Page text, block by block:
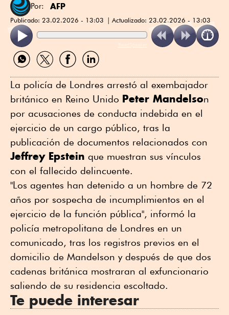
Por: AFP
Publicado: 23.02.2026 - 13:03 Actualizado: 23.02.2026 - 13:03
ReadSpeaker
Compartir
por
Compartir
por
Compartir
por
Compartir
por
La policía de Londres arrestó al exembajador
británico en Reino Unido Peter Mandelson
por acusaciones de conducta indebida en el
ejercicio de un cargo público, tras la
publicación de documentos relacionados con
Jeffrey Epstein que muestran sus vínculos
con el fallecido delincuente.
"Los agentes han detenido a un hombre de 72
años por sospecha de incumplimientos en el
ejercicio de la función pública", informó la
policía metropolitana de Londres en un
comunicado, tras los registros previos en el
domicilio de Mandelson y después de que dos
cadenas británica mostraran al exfuncionario
saliendo de su residencia escoltado.
Te puede interesar